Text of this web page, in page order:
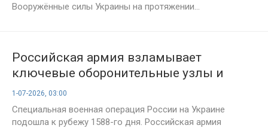
Вооружённые силы Украины на протяжении...
Российская армия взламывает
ключевые оборонительные узлы и
выходит на окраины Доброполья:
новости СВО от 1 июля 2026. Карта боёв
на Украине сегодня, военная сводка,
1-07-2026, 03:00
Специальная военная операция России на Украине
подошла к рубежу 1588-го дня. Российская армия